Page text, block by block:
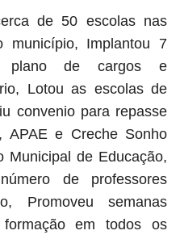
de 50 escolas nas
Implantou 7
plano de cargos e
Lotou as escolas de
convenio para repasse
e Creche Sonho
Municipal de Educação,
de professores
Promoveu semanas
formação em todos os